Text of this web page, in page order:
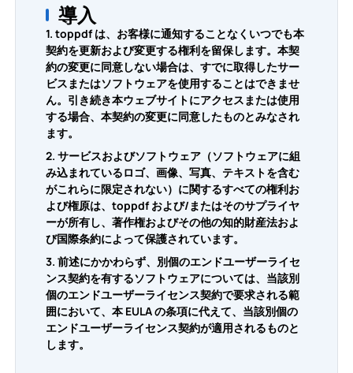
PDFから変換
PDF → Word
PDF → Excel
PDF → PPT
PDF → JPG
PDFに変換
Word → PDF
Excel → PDF
PPT → PDF
JPG → PDF
EPUB → PDF
JPGに変換
Word → JPG
Excel → JPG
PPT → JPG
PDF → JPG
お問い合わせ
ログイン
導入
1. toppdf は、お客様に通知することなくいつでも本
契約を更新および変更する権利を留保します。本契
約の変更に同意しない場合は、すでに取得したサー
ビスまたはソフトウェアを使用することはできませ
ん。引き続き本ウェブサイトにアクセスまたは使用
する場合、本契約の変更に同意したものとみなされ
ます。
2. サービスおよびソフトウェア（ソフトウェアに組
み込まれているロゴ、画像、写真、テキストを含む
がこれらに限定されない）に関するすべての権利お
よび権原は、toppdf および/またはそのサプライヤ
ーが所有し、著作権およびその他の知的財産法およ
び国際条約によって保護されています。
3. 前述にかかわらず、別個のエンドユーザーライセ
ンス契約を有するソフトウェアについては、当該別
個のエンドユーザーライセンス契約で要求される範
囲において、本 EULA の条項に代えて、当該別個の
エンドユーザーライセンス契約が適用されるものと
します。